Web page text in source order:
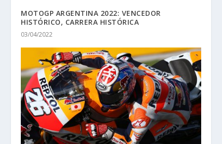
MOTOGP ARGENTINA 2022: VENCEDOR
HISTÓRICO, CARRERA HISTÓRICA
03/04/2022